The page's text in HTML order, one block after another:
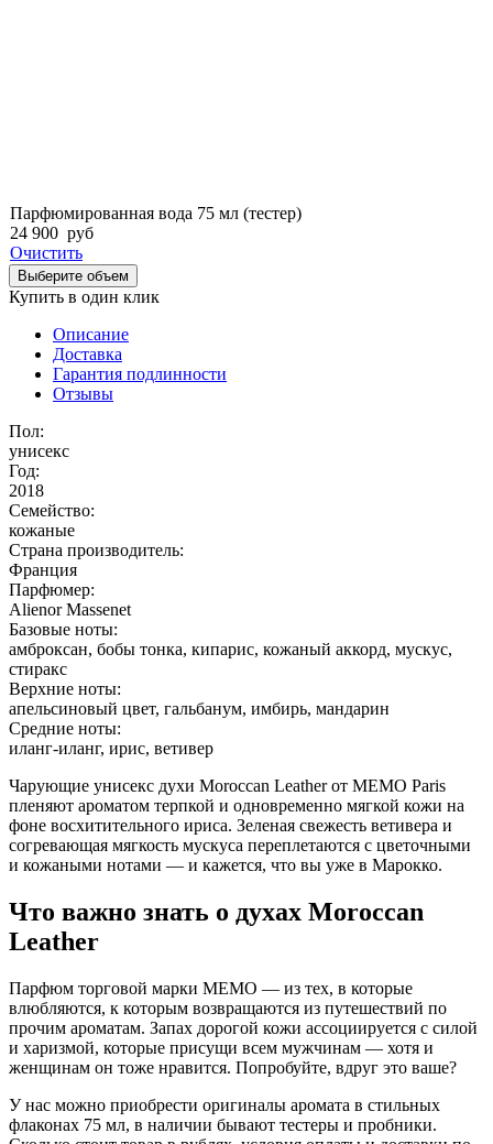
Парфюмированная вода 75 мл (тестер)
24 900 руб
Очистить
Выберите объем
Купить в один клик
Описание
Доставка
Гарантия подлинности
Отзывы
Пол:
унисекс
Год:
2018
Семейство:
кожаные
Страна производитель:
Франция
Парфюмер:
Alienor Massenet
Базовые ноты:
амброксан, бобы тонка, кипарис, кожаный аккорд, мускус,
стиракс
Верхние ноты:
апельсиновый цвет, гальбанум, имбирь, мандарин
Средние ноты:
иланг-иланг, ирис, ветивер
Чарующие унисекс духи Moroccan Leather от MEMO Paris
пленяют ароматом терпкой и одновременно мягкой кожи на
фоне восхитительного ириса. Зеленая свежесть ветивера и
согревающая мягкость мускуса переплетаются с цветочными
и кожаными нотами — и кажется, что вы уже в Марокко.
Что важно знать о духах Moroccan
Leather
Парфюм торговой марки МЕМО — из тех, в которые
влюбляются, к которым возвращаются из путешествий по
прочим ароматам. Запах дорогой кожи ассоциируется с силой
и харизмой, которые присущи всем мужчинам — хотя и
женщинам он тоже нравится. Попробуйте, вдруг это ваше?
У нас можно приобрести оригиналы аромата в стильных
флаконах 75 мл, в наличии бывают тестеры и пробники.